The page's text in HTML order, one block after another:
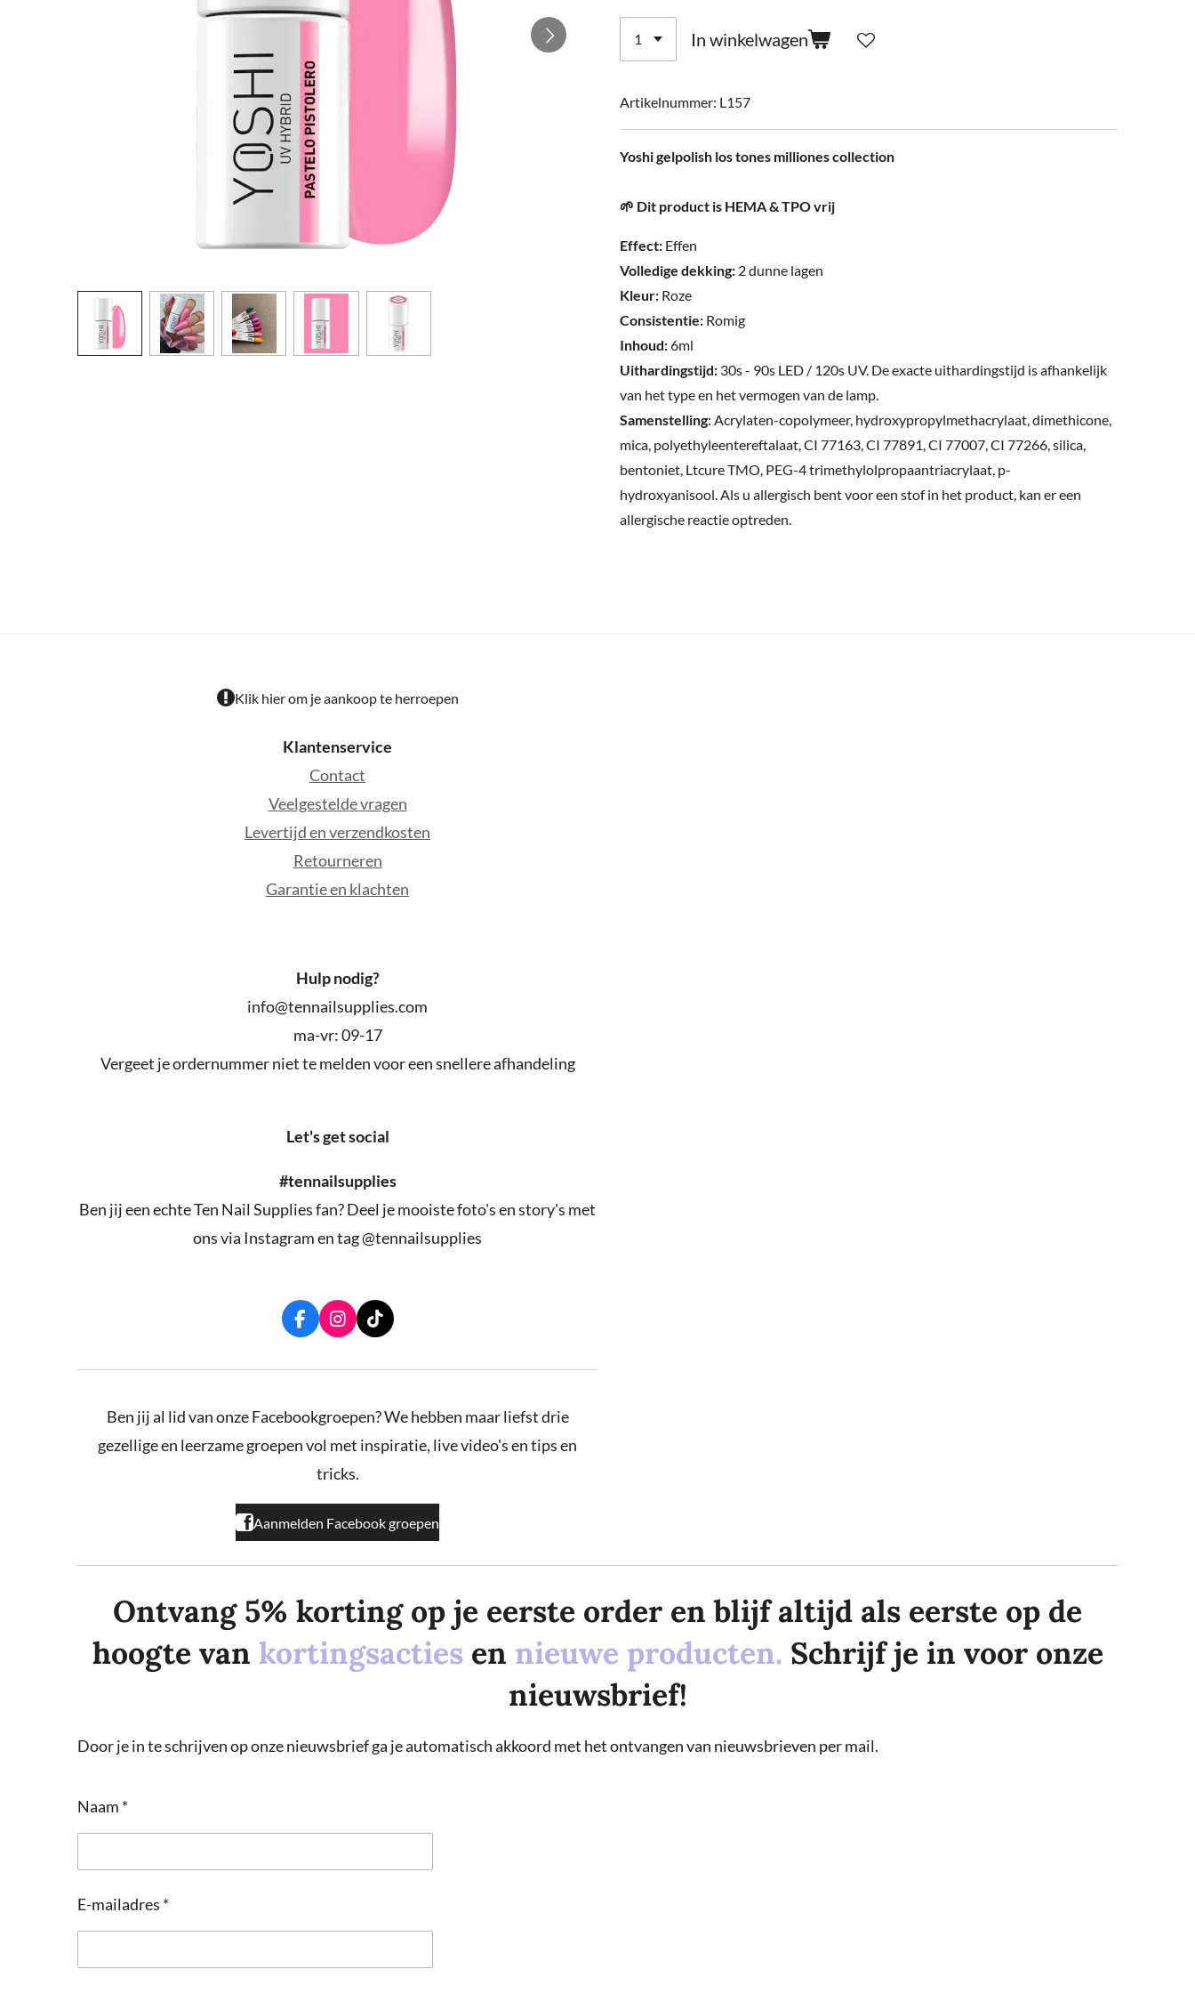
In winkelwagen
Artikelnummer: L157
Yoshi gelpolish los tones milliones collection
🌱 Dit product is HEMA & TPO vrij
Effect: Effen
Volledige dekking: 2 dunne lagen
Kleur: Roze
Consistentie: Romig
Inhoud:6ml
Uithardingstijd: 30s - 90s LED / 120s UV. De exacte uithardingstijd is afhankelijk
van het type en het vermogen van de lamp.
Samenstelling: Acrylaten-copolymeer, hydroxypropylmethacrylaat, dimethicone,
mica, polyethyleentereftalaat, CI 77163, CI 77891, CI 77007, CI 77266, silica,
bentoniet, Ltcure TMO, PEG-4 trimethylolpropaantriacrylaat, p-
hydroxyanisool.Als u allergisch bent voor een stof in het product, kan er een
allergische reactie optreden.
Klik hier om je aankoop te herroepen
Klantenservice
Contact
Veelgestelde vragen
Levertijd en verzendkosten
Retourneren
Garantie en klachten
Hulp nodig?
info@tennailsupplies.com
ma-vr: 09-17
Vergeet je ordernummer niet te melden voor een snellere afhandeling
Let's get social
#tennailsupplies
Ben jij een echte Ten Nail Supplies fan? Deel je mooiste foto's en story's met
ons via Instagram en tag @tennailsupplies
F
a
o
k
I
n
r
a
T
i
k
Ben jij al lid van onze Facebookgroepen? We hebben maar liefst drie
gezellige en leerzame groepen vol met inspiratie, live video's en tips en
tricks.
Aanmelden Facebook groepen
Ontvang 5% korting op je eerste order en blijf altijd als eerste op de
hoogte van kortingsacties en nieuwe producten. Schrijf je in voor onze
nieuwsbrief!
Door je in te schrijven op onze nieuwsbrief ga je automatisch akkoord met het ontvangen van nieuwsbrieven per mail.
Naam *
E-mailadres *